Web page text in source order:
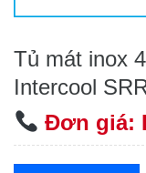
Tủ mát inox
Intercool
Đơn giá: